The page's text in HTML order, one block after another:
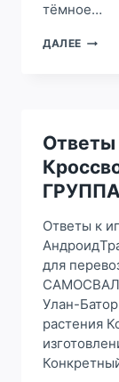
тёмное…
ДАЛЕЕ
–
–
107
ПАЗЛ
5
Ответы
ГРУППА
Ответы к
для
САМОСВАЛ
Улан-
растения